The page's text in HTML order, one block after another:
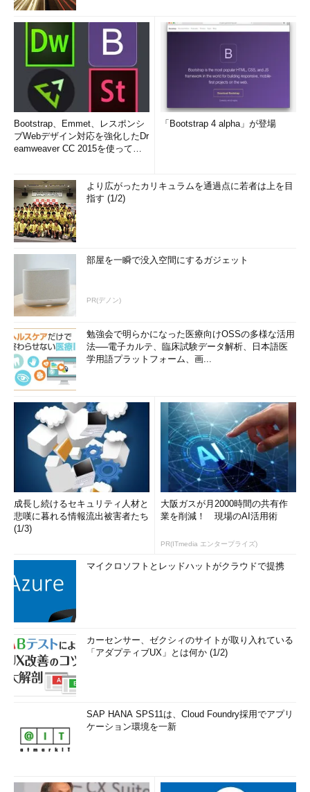
Bootstrap、Emmet、レスポンシ
ブWebデザイン対応を強化したDr
eamweaver CC 2015を使って
「Bootstrap 4 alpha」が登場
より広がったカリキュラムを通過点に若者は上を目
指す (1/2)
部屋を一瞬で没入空間にするガジェット
PR(デノン)
勉強会で明らかになった医療向けOSSの多様な活用
法──電子カルテ、臨床試験データ解析、日本語医
学用語プラットフォーム、画...
成長し続けるセキュリティ人材と
悲嘆に暮れる情報流出被害者たち
(1/3)
大阪ガスが月2000時間の共有作
業を削減！ 現場のAI活用術
PR(ITmedia エンタープライズ)
マイクロソフトとレッドハットがクラウドで提携
カーセンサー、ゼクシィのサイトが取り入れている
「アダプティブUX」とは何か (1/2)
SAP HANA SPS11は、Cloud Foundry採用でアプリ
ケーション環境を一新